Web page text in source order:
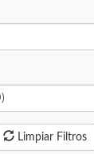
Limpiar Filtros